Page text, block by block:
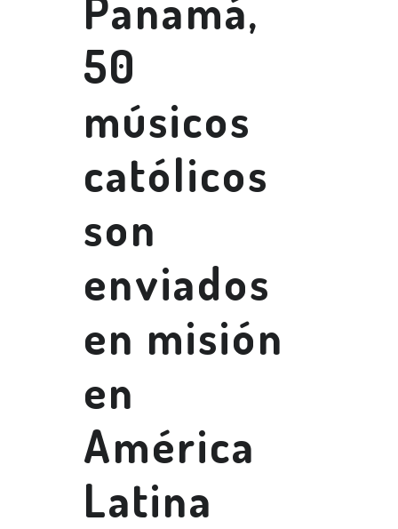
Panamá,
50
músicos
católicos
son
enviados
en misión
en
América
Latina